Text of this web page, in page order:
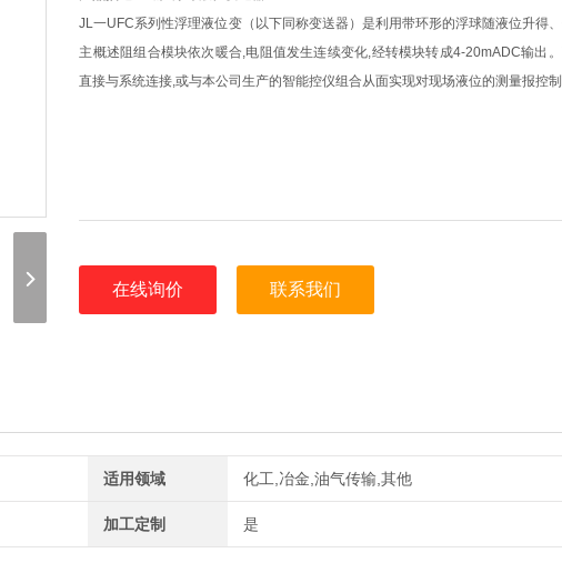
JL一UFC系列性浮理液位变（以下同称变送器）是利用带环形的浮球随液位升得
主概述阻组合模块依次暖合,电阻值发生连续变化,经转模块转成4-20mADC输出
直接与系统连接,或与本公司生产的智能控仪组合从面实现对现场液位的测量报控制
在线询价 联系我们
适用领域 化工,冶金,油气传输,其他
加工定制 是